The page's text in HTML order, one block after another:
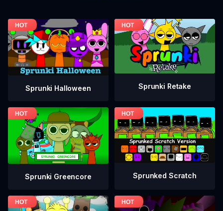
Sprunki Halloween Sprunki Retake
Sprunki Greencore Sprunked Scratch